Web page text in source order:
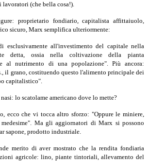
(che bella cosa!).
proprietario fondiario, capitalista affittaiuolo,
sicuro, Marx semplifica ulteriormente:
all'investimento del capitale nella
detta, ossia nella coltivazione della pianta
al nutrimento di una popolazione". Più ancora:
il grano, costituendo questo l'alimento principale dei
capitalistico".
lo scatolame americano dove lo mette?
ecco che vi tocca altro sforzo: "Oppure le miniere,
Ma gli aggiornatori di Marx si possono
sapone, prodotto industriale.
merito di aver mostrato che la rendita fondiaria
agricole: lino, piante tintoriali, allevamento del